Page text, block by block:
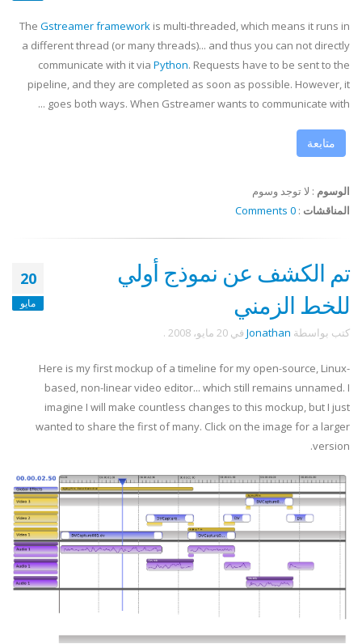
The Gstreamerframework is multi-threaded, which means it runs in
a different thread (or many threads)... and thus you can not directly
communicate with it via Python. Requests have to be sent to the
pipeline, and they are completed as soon as possible. However, it
goes both ways. When Gstreamerwants to communicate with ...
متابعة
الوسوم : لا توجد وسوم
المناقشات :
0 Comments
20
مايو
تم الكشف عن نموذج أولي
للخط الزمني
كتب بواسطة Jonathan في 20 مايو، 2008 .
Here is my first mockup of a timeline for my open-source, Linux-
based, non-linear video editor... which still remains unnamed. I
imagine I will make countless changes to this mockup, but I just
wanted to share the first of many. Click on the image for a larger
version.